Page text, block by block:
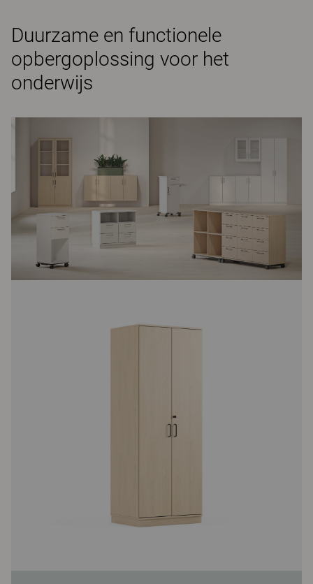
Duurzame en functionele
opbergoplossing voor het
onderwijs